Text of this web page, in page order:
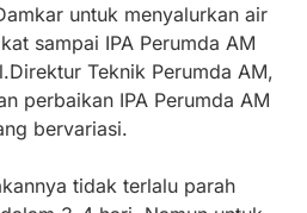
untuk menyalurkan air
sampai IPA Perumda AM
Teknik Perumda AM,
perbaikan IPA Perumda AM
bervariasi.
tidak terlalu parah